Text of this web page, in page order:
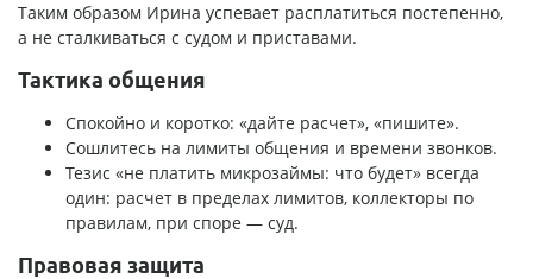
Таким образом Ирина успевает расплатиться постепенно,
а не сталкиваться с судом и приставами.
Тактика общения
Спокойно и коротко: «дайте расчет», «пишите».
Сошлитесь на лимиты общения и времени звонков.
Тезис «не платить микрозаймы: что будет» всегда
один: расчет в пределах лимитов, коллекторы по
правилам, при споре — суд.
Правовая защита